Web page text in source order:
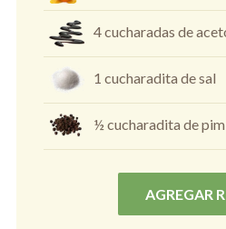
4 cucharadas de
1 cucharadita de sal
½ cucharadita de
AGREGAR